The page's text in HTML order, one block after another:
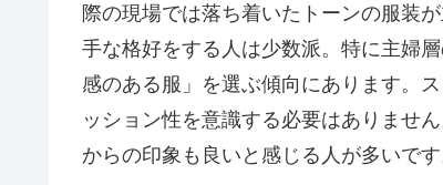
際の現場では落ち着いたトーンの服装
手な格好をする人は少数派。特に主婦
感のある服」を選ぶ傾向にあります。
ッション性を意識する必要はありませ
からの印象も良いと感じる人が多いです